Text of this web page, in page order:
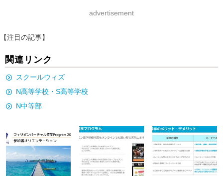
advertisement
【注目の記事】
関連リンク
スクールウィズ
N高等学校・S高等学校
N中等部